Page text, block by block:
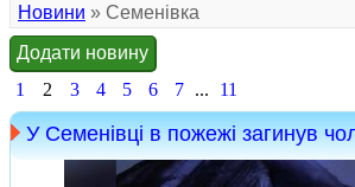
Новини » Семенівка
Додати новину
1
2 3 4 5 6 7 ... 11
У Семенівці в пожежі загинув